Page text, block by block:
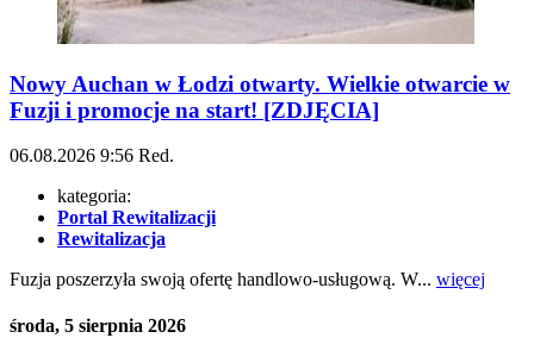
Nowy Auchan w Łodzi otwarty. Wielkie otwarcie w
Fuzji i promocje na start! [ZDJĘCIA]
06.08.2026 9:56 Red.
kategoria:
Portal Rewitalizacji
Rewitalizacja
Fuzja poszerzyła swoją ofertę handlowo-usługową. W... więcej
środa, 5 sierpnia 2026